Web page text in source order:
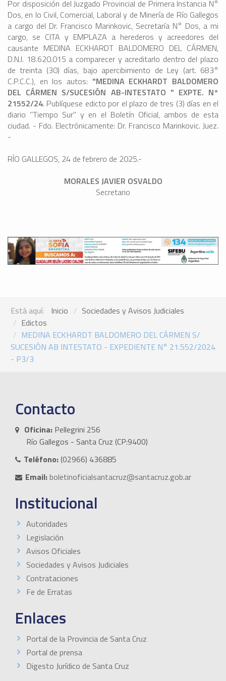
Por disposición del Juzgado Provincial de Primera Instancia N°
Dos, en lo Civil, Comercial, Laboral y de Minería de Río Gallegos
a cargo del Dr. Francisco Marinkovic, Secretaría N° Dos, a mi
cargo, se CITA y EMPLAZA a herederos y acreedores del
causante MEDINA ECKHARDT BALDOMERO DEL CÁRMEN,
D.N.I. 18.620.015 a comparecer y acreditarlo dentro del plazo
de treinta (30) días, bajo apercibimiento de Ley (art. 683°
C.P.C.C.), en los autos: "MEDINA ECKHARDT BALDOMERO
DEL CÁRMEN S/SUCESIÓN AB-INTESTATO " EXPTE. N°
21552/24. Publíquese edicto por el plazo de tres (3) días en el
diario "Tiempo Sur" y en el Boletín Oficial, ambos de esta
ciudad. - Fdo. Electrónicamente: Dr. Francisco Marinkovic. Juez.
-
RÍO GALLEGOS, 24 de febrero de 2025.-
MORALES JAVIER OSVALDO
Secretario
Está aquí: Inicio
Sociedades y Avisos Judiciales
Edictos
MEDINA ECKHARDT BALDOMERO DEL CÁRMEN S/
SUCESIÓN AB INTESTATO - EXPEDIENTE N° 21.552/2024
- P3/3
Contacto
Oficina: Pellegrini 256
Río Gallegos - Santa Cruz (CP:9400)
Teléfono:(02966) 436885
Email:boletinoficialsantacruz@santacruz.gob.ar
Institucional
Autoridades
Legislación
Avisos Oficiales
Sociedades y Avisos Judiciales
Contrataciones
Fe de Erratas
Enlaces
Portal de la Provincia de Santa Cruz
Portal de prensa
Digesto Jurídico de Santa Cruz